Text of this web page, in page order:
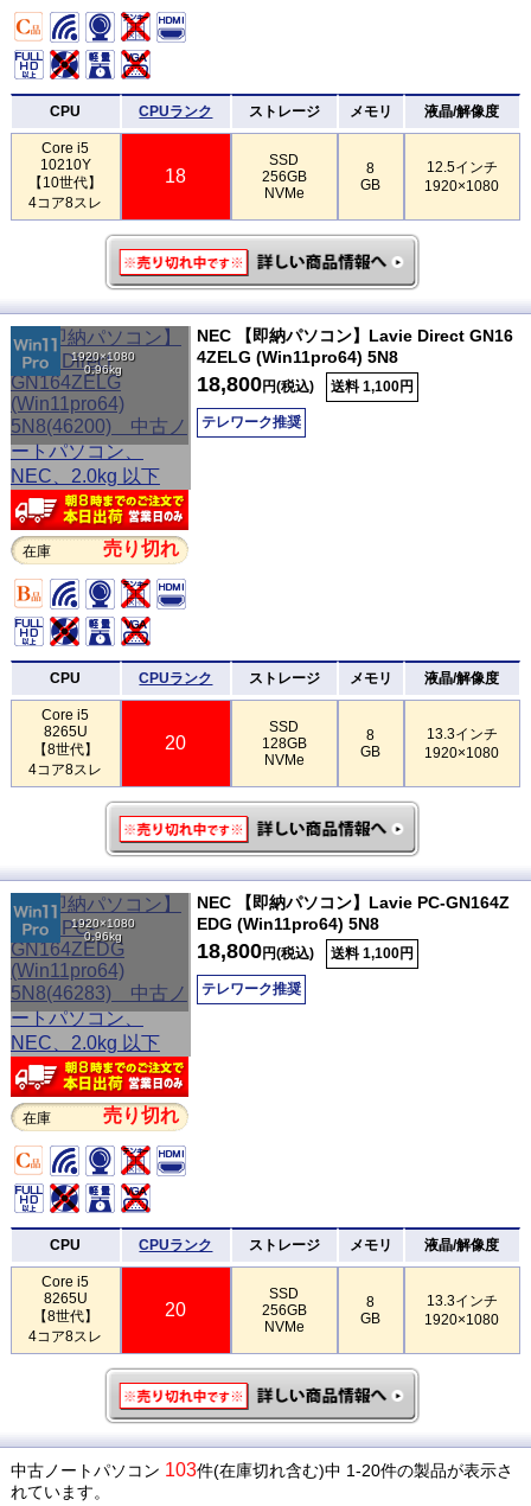
CPU CPUランク ストレージ メモリ 液晶/解像度
Core i5
10210Y
【10世代】
4コア8スレ
18
SSD
256GB
NVMe
8
GB
12.5インチ
1920×1080
1920×1080
0.96kg
在庫 売り切れ
NEC 【即納パソコン】Lavie Direct GN16
4ZELG (Win11pro64) 5N8
18,800円(税込) 送料 1,100円
テレワーク推奨
CPU CPUランク ストレージ メモリ 液晶/解像度
Core i5
8265U
【8世代】
4コア8スレ
20
SSD
128GB
NVMe
8
GB
13.3インチ
1920×1080
1920×1080
0.96kg
在庫 売り切れ
NEC 【即納パソコン】Lavie PC-GN164Z
EDG (Win11pro64) 5N8
18,800円(税込) 送料 1,100円
テレワーク推奨
CPU CPUランク ストレージ メモリ 液晶/解像度
Core i5
8265U
【8世代】
4コア8スレ
20
SSD
256GB
NVMe
8
GB
13.3インチ
1920×1080
中古ノートパソコン 103件(在庫切れ含む)中 1-20件の製品が表示さ
れています。